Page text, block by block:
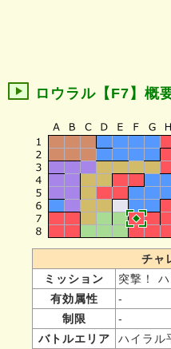
ロウラル【F7】概
チャ
ミッション
突撃！
有効属性
-
制限
-
バトルエリア
ハイラル